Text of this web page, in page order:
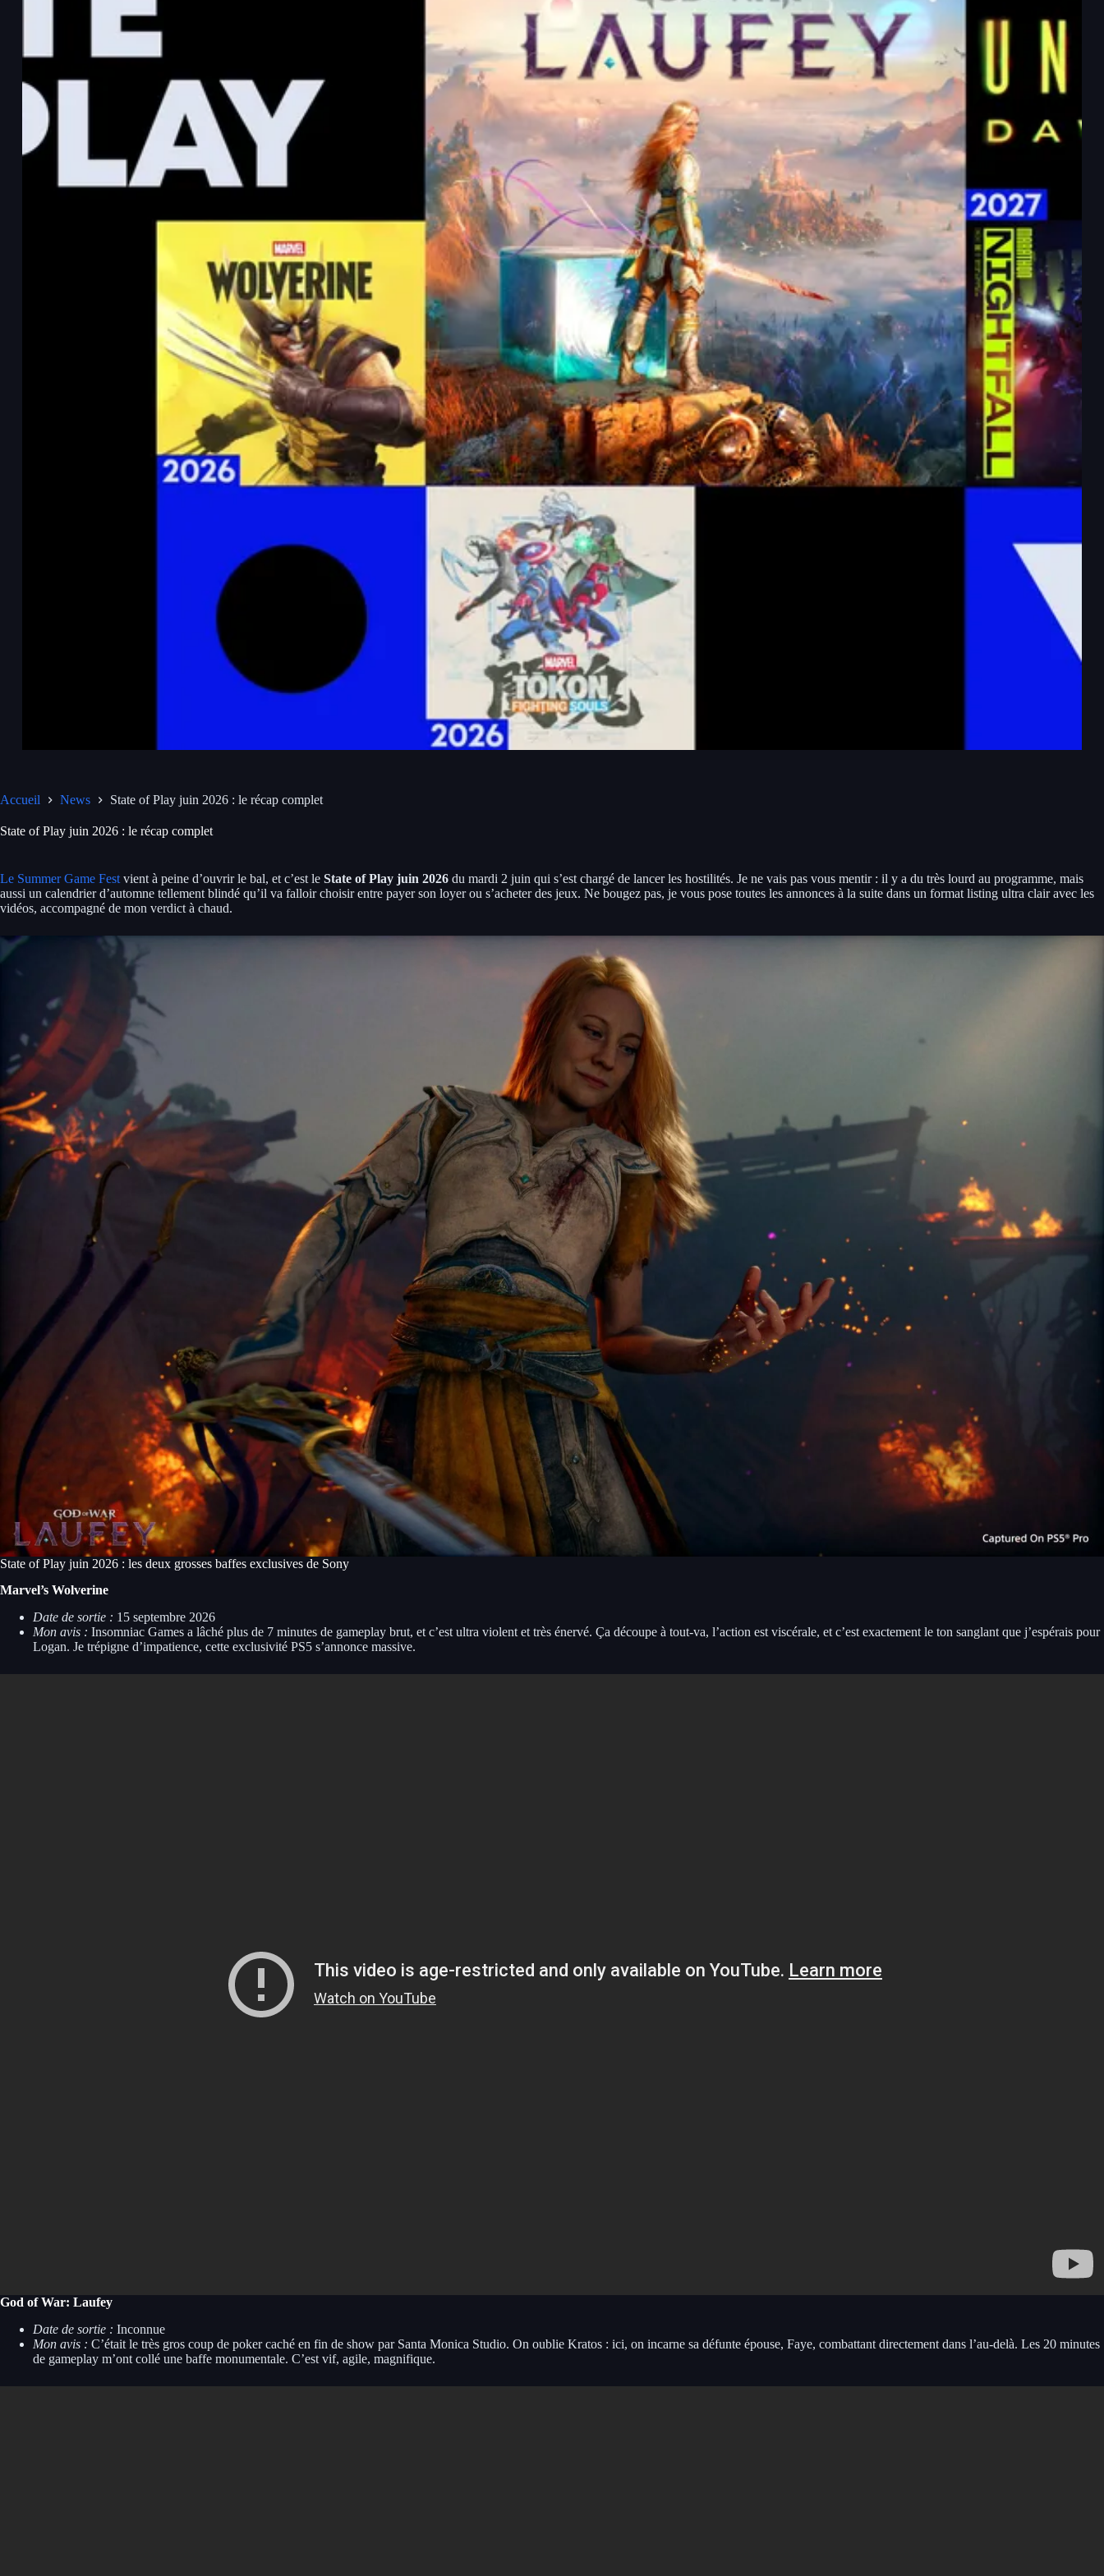
Accueil News State of Play juin 2026 : le récap complet
State of Play juin 2026 : le récap complet
Le Summer Game Fest vient à peine d’ouvrir le bal, et c’est le State of Play juin 2026 du mardi 2 juin qui s’est chargé de lancer les hostilités. Je ne vais pas vous mentir : il y a du très lourd au programme, mais
aussi un calendrier d’automne tellement blindé qu’il va falloir choisir entre payer son loyer ou s’acheter des jeux. Ne bougez pas, je vous pose toutes les annonces à la suite dans un format listing ultra clair avec les
vidéos, accompagné de mon verdict à chaud.
State of Play juin 2026 : les deux grosses baffes exclusives de Sony
Marvel’s Wolverine
Date de sortie : 15 septembre 2026
Mon avis : Insomniac Games a lâché plus de 7 minutes de gameplay brut, et c’est ultra violent et très énervé. Ça découpe à tout-va, l’action est viscérale, et c’est exactement le ton sanglant que j’espérais pour
Logan. Je trépigne d’impatience, cette exclusivité PS5 s’annonce massive.
God of War: Laufey
Date de sortie : Inconnue
Mon avis : C’était le très gros coup de poker caché en fin de show par Santa Monica Studio. On oublie Kratos : ici, on incarne sa défunte épouse, Faye, combattant directement dans l’au-delà. Les 20 minutes
de gameplay m’ont collé une baffe monumentale. C’est vif, agile, magnifique.